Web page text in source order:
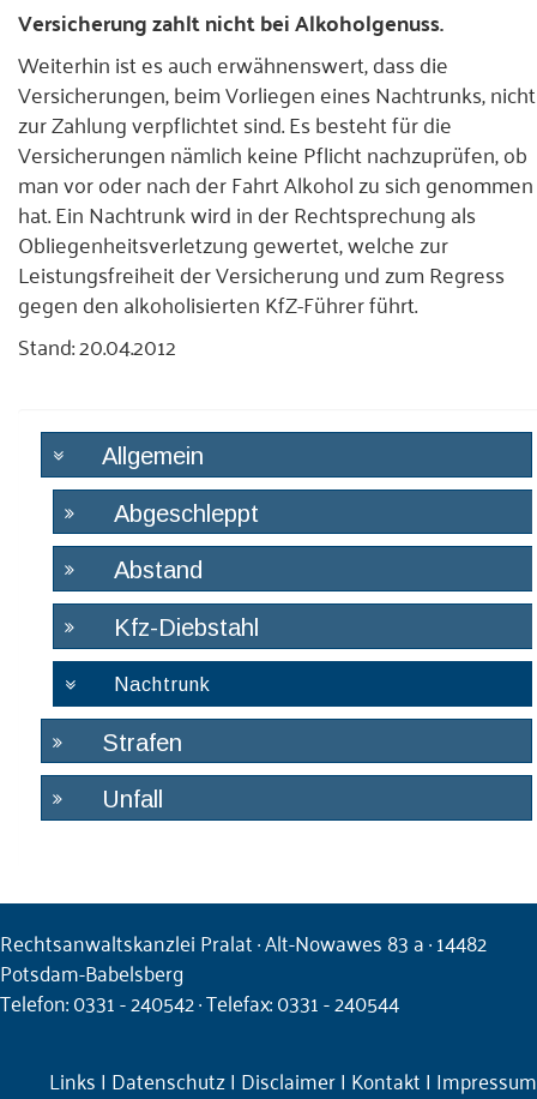
Versicherung zahlt nicht bei Alkoholgenuss.
Weiterhin ist es auch erwähnenswert, dass die
Versicherungen, beim Vorliegen eines Nachtrunks, nicht
zur Zahlung verpflichtet sind. Es besteht für die
Versicherungen nämlich keine Pflicht nachzuprüfen, ob
man vor oder nach der Fahrt Alkohol zu sich genommen
hat. Ein Nachtrunk wird in der Rechtsprechung als
Obliegenheitsverletzung gewertet, welche zur
Leistungsfreiheit der Versicherung und zum Regress
gegen den alkoholisierten KfZ-Führer führt.
Stand: 20.04.2012
Allgemein
Abgeschleppt
Abstand
Kfz-Diebstahl
Nachtrunk
Strafen
Unfall
Rechtsanwaltskanzlei Pralat · Alt-Nowawes 83 a · 14482
Potsdam-Babelsberg
Telefon: 0331 - 240542 · Telefax: 0331 - 240544
Links| Datenschutz| Disclaimer| Kontakt| Impressum